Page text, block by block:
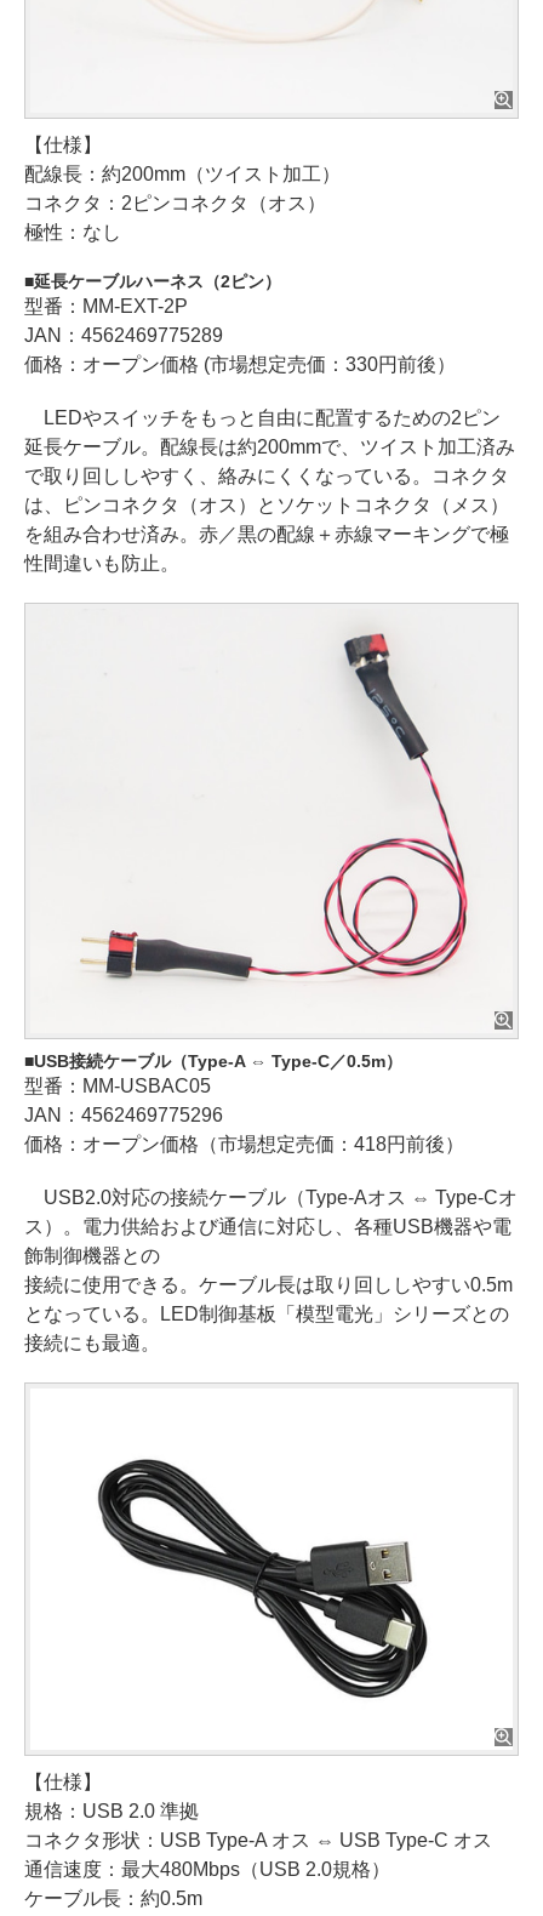
【仕様】
配線長：約200mm（ツイスト加工）
コネクタ：2ピンコネクタ（オス）
極性：なし
延長ケーブルハーネス（2ピン）
型番：MM-EXT-2P
JAN：4562469775289
価格：オープン価格 (市場想定売価：330円前後）
LEDやスイッチをもっと自由に配置するための2ピン
延長ケーブル。配線長は約200mmで、ツイスト加工済み
で取り回ししやすく、絡みにくくなっている。コネクタ
は、ピンコネクタ（オス）とソケットコネクタ（メス）
を組み合わせ済み。赤／黒の配線＋赤線マーキングで極
性間違いも防止。
USB接続ケーブル（Type-A ⇔ Type-C／0.5m）
型番：MM-USBAC05
JAN：4562469775296
価格：オープン価格（市場想定売価：418円前後）
USB2.0対応の接続ケーブル（Type-Aオス ⇔ Type-Cオ
ス）。電力供給および通信に対応し、各種USB機器や電
飾制御機器との
接続に使用できる。ケーブル長は取り回ししやすい0.5m
となっている。LED制御基板「模型電光」シリーズとの
接続にも最適。
【仕様】
規格：USB 2.0 準拠
コネクタ形状：USB Type-A オス ⇔ USB Type-C オス
通信速度：最大480Mbps（USB 2.0規格）
ケーブル長：約0.5m